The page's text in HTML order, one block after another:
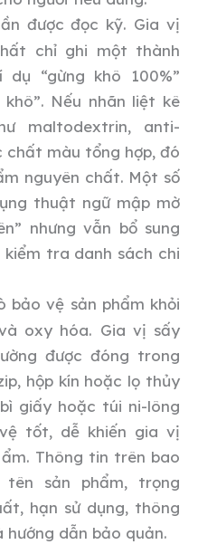
được đọc kỹ. Gia vị
chỉ ghi một thành
“gừng khô 100%”
Nếu nhãn liệt kê
maltodextrin, anti-
chất màu tổng hợp, đó
nguyên chất. Một số
thuật ngữ mập mờ
nhưng vẫn bổ sung
tra danh sách chi
bảo vệ sản phẩm khỏi
oxy hóa. Gia vị sấy
được đóng trong
hộp kín hoặc lọ thủy
giấy hoặc túi ni-lông
tốt, dễ khiến gia vị
Thông tin trên bao
sản phẩm, trọng
hạn sử dụng, thông
dẫn bảo quản.